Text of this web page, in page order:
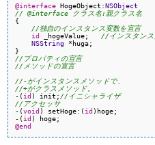
@interface HogeObject :NSObject
// @interface クラス名:親クラス名
{
//独自のインスタンス変数を宣言
id
_hogeValue; //インスタンス
NSString *
}
//プロパティの宣言
//メソッドの宣言
//-がインスタンスメソッドで、
//+がクラスメソッド。
- (id ) init; //イニシャライザ
//アクセッサ
- (void ) setHoge: (id )
- (id )
@end